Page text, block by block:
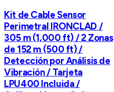
Kit de Cable Sensor
Perimetral IRONCLAD /
305 m (1,000 ft) / 2 Zonas
de 152 m (500 ft) /
Detección por Análisis de
Vibración / Tarjeta
LPU400 Incluida /